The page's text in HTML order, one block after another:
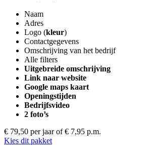
Naam
Adres
Logo (kleur)
Contactgegevens
Omschrijving van het bedrijf
Alle filters
Uitgebreide omschrijving
Link naar website
Google maps kaart
Openingstijden
Bedrijfsvideo
2 foto’s
€ 79,50 per jaar of € 7,95 p.m.
Kies dit pakket